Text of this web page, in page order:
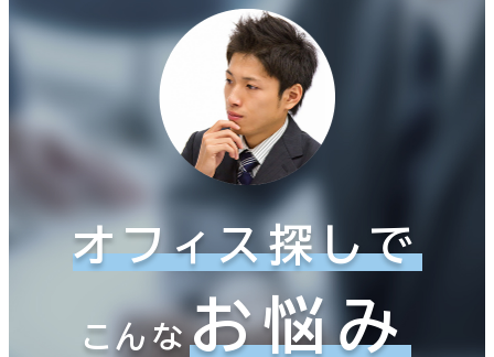
オフィス探しで
こんなお悩み